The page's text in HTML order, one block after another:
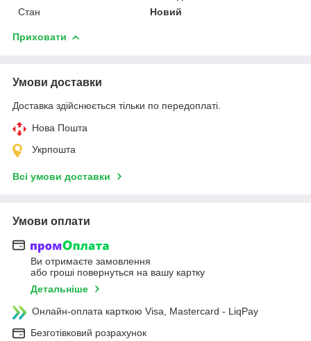
Стан
Новий
Приховати
Умови доставки
Доставка здійснюється тільки по передоплаті.
Нова Пошта
Укрпошта
Всі умови доставки
Умови оплати
Ви отримаєте замовлення
або гроші повернуться на вашу картку
Детальніше
Онлайн-оплата карткою Visa, Mastercard - LiqPay
Безготівковий розрахунок